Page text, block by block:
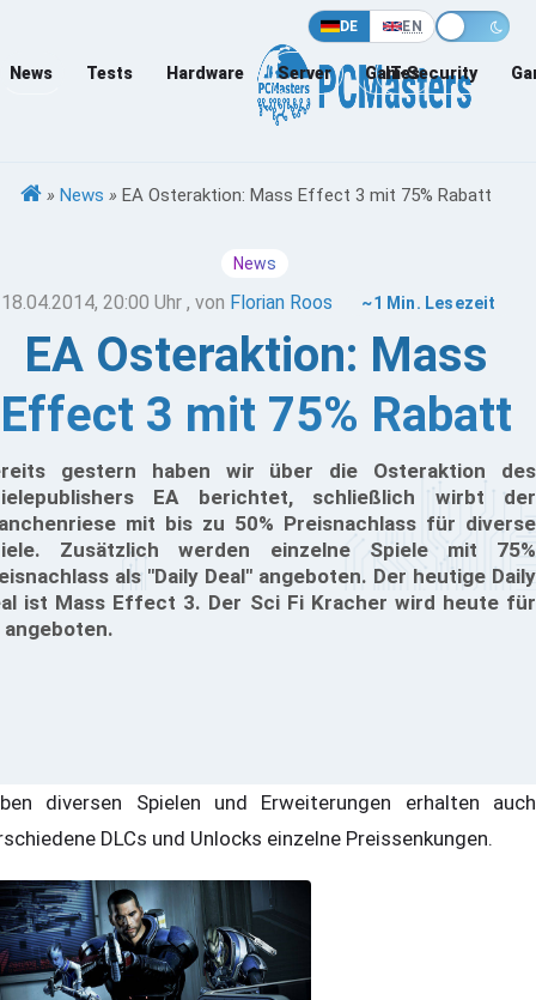
DE EN
News Tests Hardware Server Games
IT-Security
» News » EA Osteraktion: Mass Effect 3 mit 75% Rabatt
News
18.04.2014, 20:00 Uhr , von Florian Roos ~1 Min. Lesezeit
EA Osteraktion: Mass
Effect 3 mit 75% Rabatt
gestern haben wir über die Osteraktion des
EA berichtet, schließlich wirbt der
mit bis zu 50% Preisnachlass für diverse
Zusätzlich werden einzelne Spiele mit 75%
als "Daily Deal" angeboten. Der heutige Daily
ist Mass Effect 3. Der Sci Fi Kracher wird heute für
angeboten.
diversen Spielen und Erweiterungen erhalten auch
DLCs und Unlocks einzelne Preissenkungen.